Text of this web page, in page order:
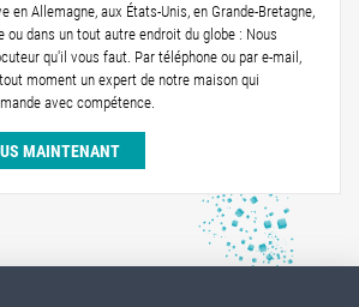
en Allemagne, aux États-Unis, en Grande-Bretagne,
ou dans un tout autre endroit du globe : Nous
qu'il vous faut. Par téléphone ou par e-mail,
moment un expert de notre maison qui
avec compétence.
MAINTENANT